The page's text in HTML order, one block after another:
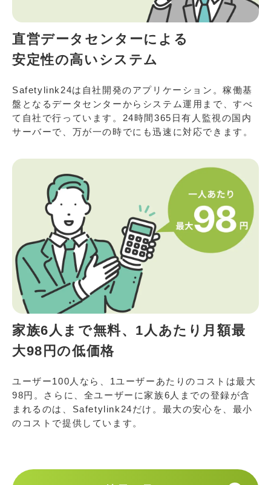
直営データセンターによる
安定性の高いシステム
Safetylink24は自社開発のアプリケーション。稼働基
盤となるデータセンターからシステム運用まで、すべ
て自社で行っています。24時間365日有人監視の国内
サーバーで、万が一の時でにも迅速に対応できます。
家族6人まで無料、1人あたり月額最
大98円の低価格
ユーザー100人なら、1ユーザーあたりのコストは最大
98円。さらに、全ユーザーに家族6人までの登録が含
まれるのは、Safetylink24だけ。最大の安心を、最小
のコストで提供しています。